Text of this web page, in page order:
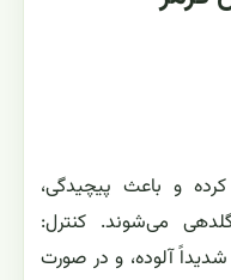
و باعث پیچیدگی،
می‌شوند. کنترل:
آلوده، و در صورت